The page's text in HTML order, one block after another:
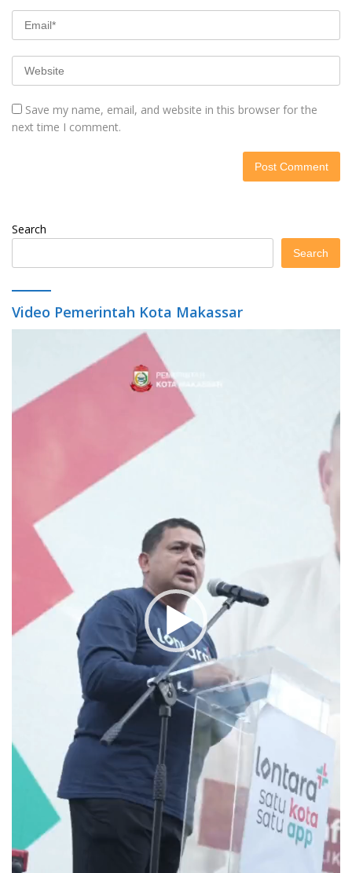
Save my name, email, and website in this browser for the
next time I comment.
Search
Search
Video Pemerintah Kota Makassar